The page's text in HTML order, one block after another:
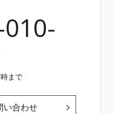
まで
い合わせ